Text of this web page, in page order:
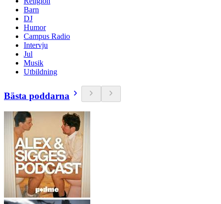
Barn
DJ
Humor
Campus Radio
Intervju
Jul
Musik
Utbildning
Bästa poddarna